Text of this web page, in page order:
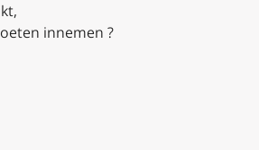
innemen ?